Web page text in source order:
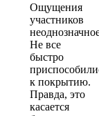
Ощущения
участников
Не все
быстро
к покрытию.
Правда, это
касается